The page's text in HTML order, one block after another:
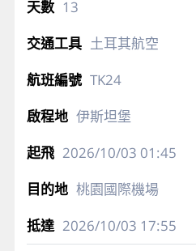
13
土耳其航空
TK24
伊斯坦堡
2026/10/03 01:45
桃園國際機場
2026/10/03 17:55